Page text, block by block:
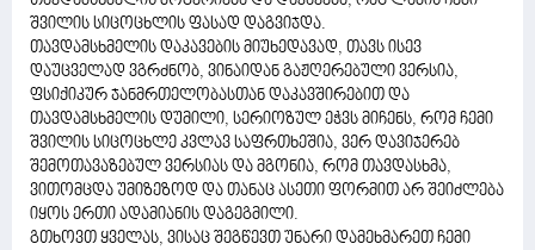
შვილის სიცოცხლის ფასად დაგვიჯდა.
თავდამსხმელის დაკავების მიუხედავად, თავს ისევ
დაუცველად ვგრძნობ, ვინაიდან გაჟღერებული ვერსია,
ფსიქიკურ ჯანმრთელობასთან დაკავშირებით და
თავდამსხმელის დუმილი, სერიოზულ ეჭვს მიჩენს, რომ ჩემი
შვილის სიცოცხლე კვლავ საფრთხეშია, ვერ დავიჯერებ
შემოთავაზებულ ვერსიას და მგონია, რომ თავდასხმა,
ვითომცდა უმიზეზოდ და თანაც ასეთი ფორმით არ შეიძლება
იყოს ერთი ადამიანის დაგეგმილი.
გთხოვთ ყველას, ვისაც შეგწევთ უნარი დამეხმარეთ ჩემი